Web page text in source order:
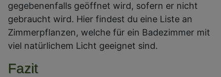
gegebenenfalls geöffnet wird, sofern er nicht
gebraucht wird. Hier findest du eine Liste an
Zimmerpflanzen, welche für ein Badezimmer mit
viel natürlichem Licht geeignet sind.
Fazit